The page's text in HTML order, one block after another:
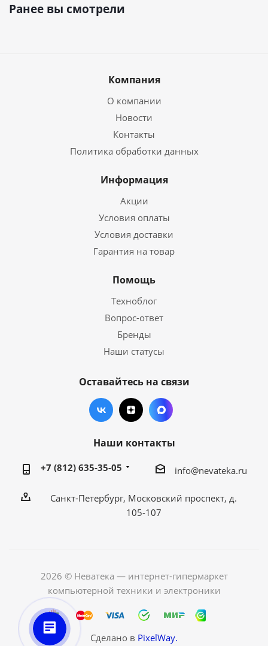
Ранее вы смотрели
Компания
О компании
Новости
Контакты
Политика обработки данных
Информация
Акции
Условия оплаты
Условия доставки
Гарантия на товар
Помощь
Техноблог
Вопрос-ответ
Бренды
Наши статусы
Оставайтесь на связи
Наши контакты
+7 (812) 635-35-05 info@nevateka.ru
Санкт-Петербург, Московский проспект, д.
105-107
2026 © Неватека — интернет-гипермаркет
компьютерной техники и электроники
Сделано в PixelWay.